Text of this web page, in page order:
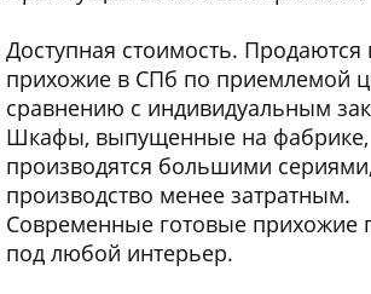
Доступная стоимость. Продаются
прихожие в СПб по приемлемой
сравнению с индивидуальным
Шкафы, выпущенные на фабрике,
производятся большими
производство менее затратным.
Современные готовые прихожие
под любой интерьер.